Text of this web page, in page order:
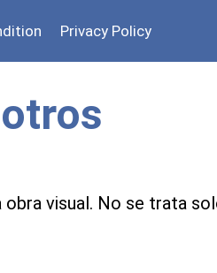
Privacy Policy
visual. No se trata